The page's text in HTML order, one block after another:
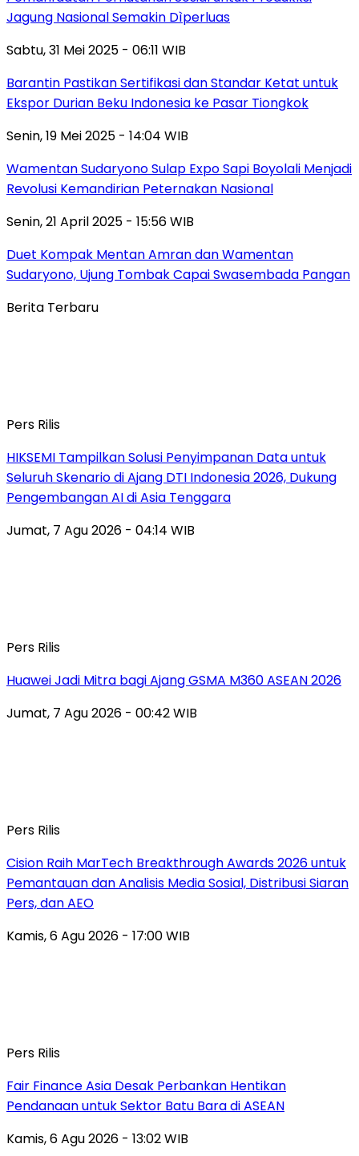
Jagung Nasional Semakin Dìperluas
Sabtu, 31 Mei 2025 - 06:11 WIB
Barantin Pastikan Sertifikasi dan Standar Ketat untuk
Ekspor Durian Beku Indonesia ke Pasar Tiongkok
Senin, 19 Mei 2025 - 14:04 WIB
Wamentan Sudaryono Sulap Expo Sapi Boyolali Menjadi
Revolusi Kemandirian Peternakan Nasional
Senin, 21 April 2025 - 15:56 WIB
Duet Kompak Mentan Amran dan Wamentan
Sudaryono, Ujung Tombak Capai Swasembada Pangan
Berita Terbaru
Pers Rilis
HIKSEMI Tampilkan Solusi Penyimpanan Data untuk
Seluruh Skenario di Ajang DTI Indonesia 2026, Dukung
Pengembangan AI di Asia Tenggara
Jumat, 7 Agu 2026 - 04:14 WIB
Pers Rilis
Huawei Jadi Mitra bagi Ajang GSMA M360 ASEAN 2026
Jumat, 7 Agu 2026 - 00:42 WIB
Pers Rilis
Cision Raih MarTech Breakthrough Awards 2026 untuk
Pemantauan dan Analisis Media Sosial, Distribusi Siaran
Pers, dan AEO
Kamis, 6 Agu 2026 - 17:00 WIB
Pers Rilis
Fair Finance Asia Desak Perbankan Hentikan
Pendanaan untuk Sektor Batu Bara di ASEAN
Kamis, 6 Agu 2026 - 13:02 WIB